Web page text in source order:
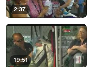
2:37
19:51